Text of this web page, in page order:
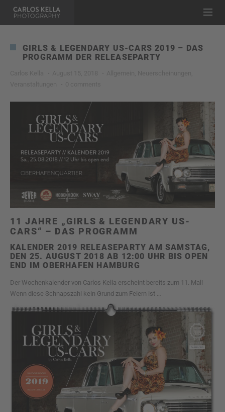
GIRLS & LEGENDARY US-CARS 2019 – DAS
PROGRAMM DER RELEASEPARTY
11 JAHRE „GIRLS & LEGENDARY US-
CARS“ – DAS PROGRAMM
KALENDER 2019 RELEASEPARTY AM SAMSTAG,
DEN 25. AUGUST 2018 AB 12:00 UHR BIS OPEN
END IM OBERHAFEN HAMBURG
Der Wochenkalender von Carlos Kella erscheint bereits zum 11. Mal!
Wenn diese Schnapszahl kein Grund zum Feiern ist …